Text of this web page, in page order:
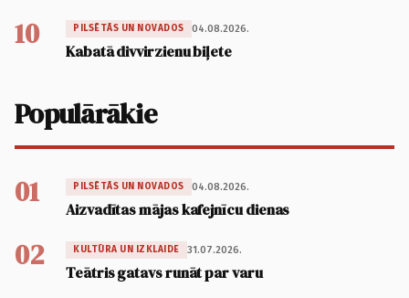
10 PILSĒTĀS UN NOVADOS 04.08.2026.
Kabatā divvirzienu biļete
Populārākie
01 PILSĒTĀS UN NOVADOS 04.08.2026.
Aizvadītas mājas kafejnīcu dienas
02 KULTŪRA UN IZKLAIDE 31.07.2026.
Teātris gatavs runāt par varu